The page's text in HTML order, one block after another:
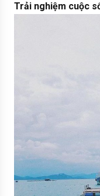
Trải nghiệm cuộc